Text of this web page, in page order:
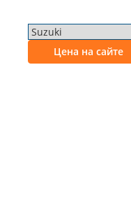
Цена на сайте